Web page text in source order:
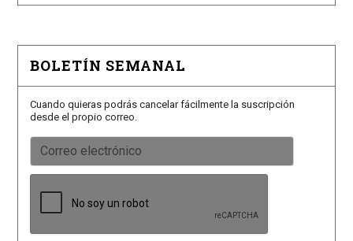
BOLETÍN SEMANAL
Cuando quieras podrás cancelar fácilmente la suscripción
desde el propio correo.